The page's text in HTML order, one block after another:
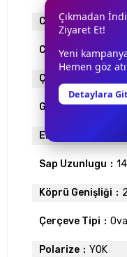
Cam Materyali
Cam Rengi
Çerçeve Materyali
Gövde Rengi
Ekartman
Sap Uzunlugu
Köprü Genişliği
Çerçeve Tipi
Polarize YOK
Çıkmadan
Ziyaret Et!
Yeni
Hemen göz
Detaylara Git